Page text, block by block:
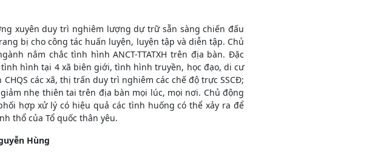
xuyên duy trì nghiêm lượng dự trữ sẵn sàng chiến đấu
bị cho công tác huấn luyện, luyện tập và diễn tập. Chủ
nắm chắc tình hình ANCT-TTATXH trên địa bàn. Đặc
hình tại 4 xã biên giới, tình hình truyền, học đạo, di cư
các xã, thị trấn duy trì nghiêm các chế độ trực SSCĐ;
nhẹ thiên tai trên địa bàn mọi lúc, mọi nơi. Chủ động
hợp xử lý có hiệu quả các tình huống có thể xảy ra để
thổ của Tổ quốc thân yêu.
Hùng